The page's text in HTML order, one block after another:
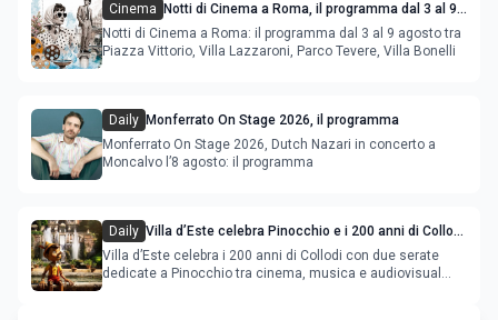
Cinema
Notti di Cinema a Roma, il programma dal 3 al 9
agosto
Notti di Cinema a Roma: il programma dal 3 al 9 agosto tra
Piazza Vittorio, Villa Lazzaroni, Parco Tevere, Villa Bonelli
Daily Monferrato On Stage 2026, il programma
Monferrato On Stage 2026, Dutch Nazari in concerto a
Moncalvo l’8 agosto: il programma
Daily Villa d’Este celebra Pinocchio e i 200 anni di Collodi
con cinema, musica e audiovisual mapping
Villa d’Este celebra i 200 anni di Collodi con due serate
dedicate a Pinocchio tra cinema, musica e audiovisual